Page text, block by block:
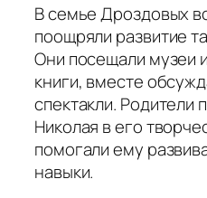
В семье Дроздовых
поощряли развитие
Они посещали музеи
книги, вместе
спектакли. Родители
Николая в его
помогали ему
навыки.